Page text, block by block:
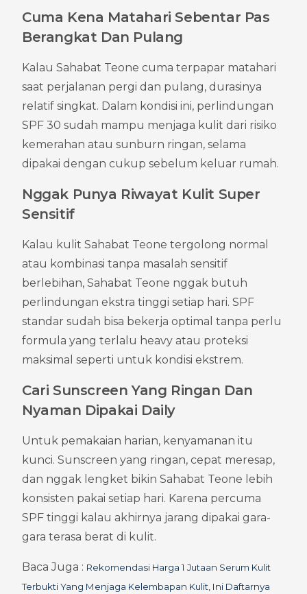
Cuma Kena Matahari Sebentar Pas
Berangkat Dan Pulang
Kalau Sahabat Teone cuma terpapar matahari
saat perjalanan pergi dan pulang, durasinya
relatif singkat. Dalam kondisi ini, perlindungan
SPF 30 sudah mampu menjaga kulit dari risiko
kemerahan atau sunburn ringan, selama
dipakai dengan cukup sebelum keluar rumah.
Nggak Punya Riwayat Kulit Super
Sensitif
Kalau kulit Sahabat Teone tergolong normal
atau kombinasi tanpa masalah sensitif
berlebihan, Sahabat Teone nggak butuh
perlindungan ekstra tinggi setiap hari. SPF
standar sudah bisa bekerja optimal tanpa perlu
formula yang terlalu heavy atau proteksi
maksimal seperti untuk kondisi ekstrem.
Cari Sunscreen Yang Ringan Dan
Nyaman Dipakai Daily
Untuk pemakaian harian, kenyamanan itu
kunci. Sunscreen yang ringan, cepat meresap,
dan nggak lengket bikin Sahabat Teone lebih
konsisten pakai setiap hari. Karena percuma
SPF tinggi kalau akhirnya jarang dipakai gara-
gara terasa berat di kulit.
Baca Juga : Rekomendasi Harga 1 Jutaan Serum Kulit
Terbukti Yang Menjaga Kelembapan Kulit, Ini Daftarnya